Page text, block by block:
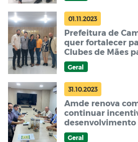
01.11.2023
Prefeitura de
quer fortalecer
Clubes de Mães
cursos de
profissional nos
Geral
31.10.2023
Amde renova
continuar
desenvolvimento
Geral